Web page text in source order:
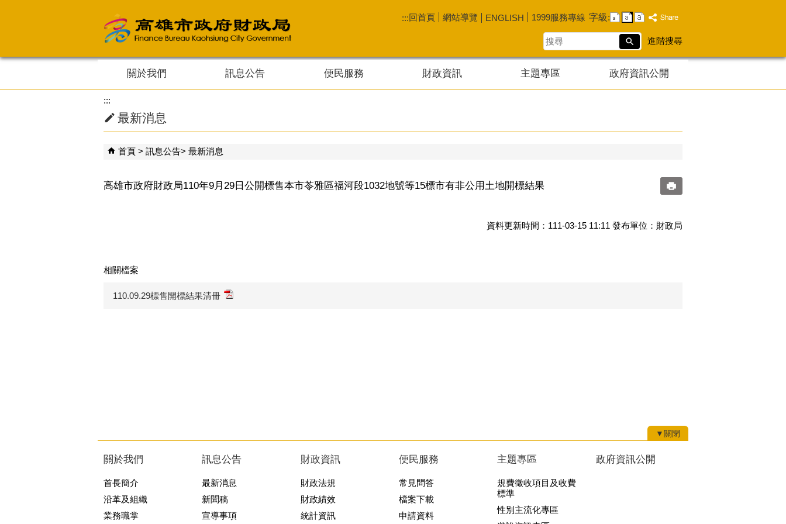
:::回首頁 網站導覽 ENGLISH 1999服務專線 字級:
搜
尋
進階搜尋
關於我們 訊息公告 便民服務 財政資訊 主題專區 政府資訊公開
:::
最新消息
首頁 訊息公告 最新消息
高雄市政府財政局110年9月29日公開標售本市苓雅區福河段1032地號等15標市有非公用土地開標結果
資料更新時間：111-03-15 11:11 發布單位：財政局
相關檔案
110.09.29標售開標結果清冊
▼關閉
關於我們
首長簡介
沿革及組織
業務職掌
訊息公告
最新消息
新聞稿
宣導事項
財政資訊
財政法規
財政績效
統計資訊
便民服務
常見問答
檔案下載
申請資料
主題專區
規費徵收項目及收費
標準
性別主流化專區
政府資訊公開